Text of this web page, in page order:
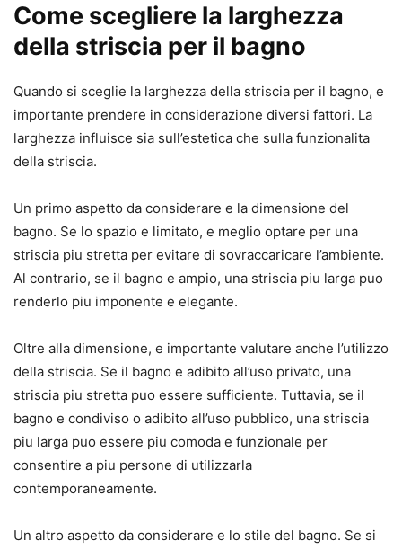
Come scegliere la larghezza
della striscia per il bagno
Quando si sceglie la larghezza della striscia per il bagno, e
importante prendere in considerazione diversi fattori. La
larghezza influisce sia sull’estetica che sulla funzionalita
della striscia.
Un primo aspetto da considerare e la dimensione del
bagno. Se lo spazio e limitato, e meglio optare per una
striscia piu stretta per evitare di sovraccaricare l’ambiente.
Al contrario, se il bagno e ampio, una striscia piu larga puo
renderlo piu imponente e elegante.
Oltre alla dimensione, e importante valutare anche l’utilizzo
della striscia. Se il bagno e adibito all’uso privato, una
striscia piu stretta puo essere sufficiente. Tuttavia, se il
bagno e condiviso o adibito all’uso pubblico, una striscia
piu larga puo essere piu comoda e funzionale per
consentire a piu persone di utilizzarla
contemporaneamente.
Un altro aspetto da considerare e lo stile del bagno. Se si